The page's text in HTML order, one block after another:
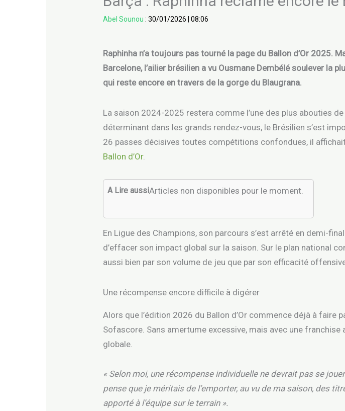
Abel Sounou :30/01/2026 |08:06
Raphinha n’a toujours pas tourné la page du Ballon d’Or 2025.
Barcelone, l’ailier brésilien a vu Ousmane Dembélé soulever la
qui reste encore en travers de la gorge du Blaugrana.
La saison 2024-2025 restera comme l’une des plus abouties
déterminant dans les grands rendez-vous, le Brésilien s’est
26 passes décisives toutes compétitions confondues, il
Ballon d’Or.
A Lire aussiArticles non disponibles pour le moment.
En Ligue des Champions, son parcours s’est arrêté en demi-
d’effacer son impact global sur la saison. Sur le plan national
aussi bien par son volume de jeu que par son efficacité
Une récompense encore difficile à digérer
Alors que l’édition 2026 du Ballon d’Or commence déjà à faire
Sofascore. Sans amertume excessive, mais avec une
globale.
« Selon moi, une récompense individuelle ne devrait pas se
pense que je méritais de l’emporter, au vu de ma saison, des
apporté à l’équipe sur le terrain ».